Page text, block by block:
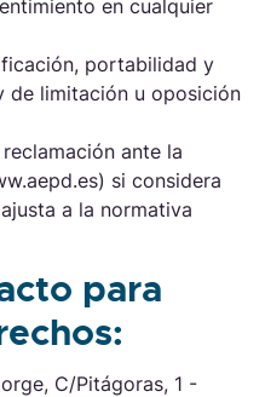
en cualquier
portabilidad y
de limitación u oposición
ante la
si considera
a la normativa
para
C/Pitágoras, 1 -